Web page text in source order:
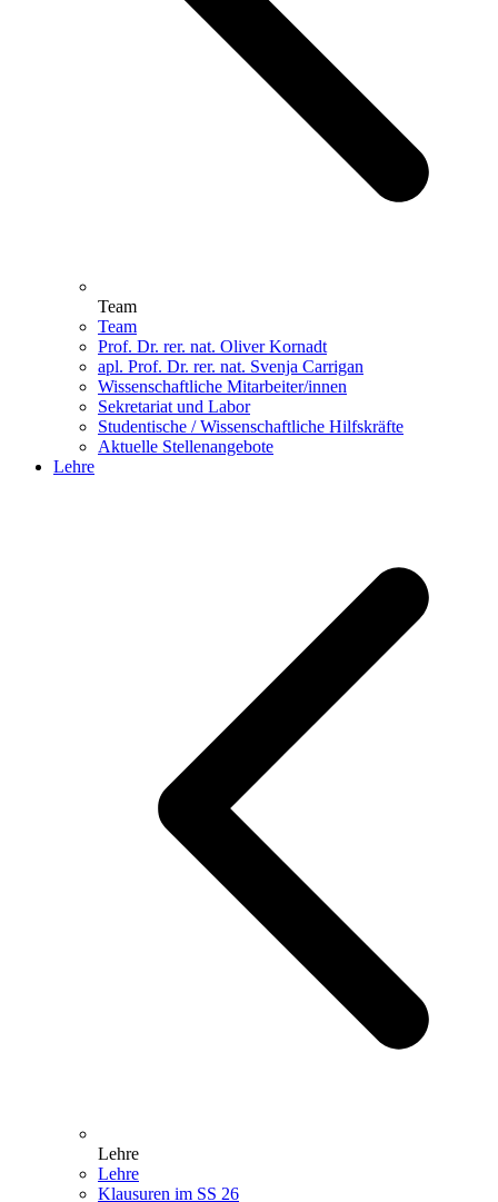
Team
Team
Prof. Dr. rer. nat. Oliver Kornadt
apl. Prof. Dr. rer. nat. Svenja Carrigan
Wissenschaftliche Mitarbeiter/innen
Sekretariat und Labor
Studentische / Wissenschaftliche Hilfskräfte
Aktuelle Stellenangebote
Lehre
Lehre
Lehre
Klausuren im SS 26